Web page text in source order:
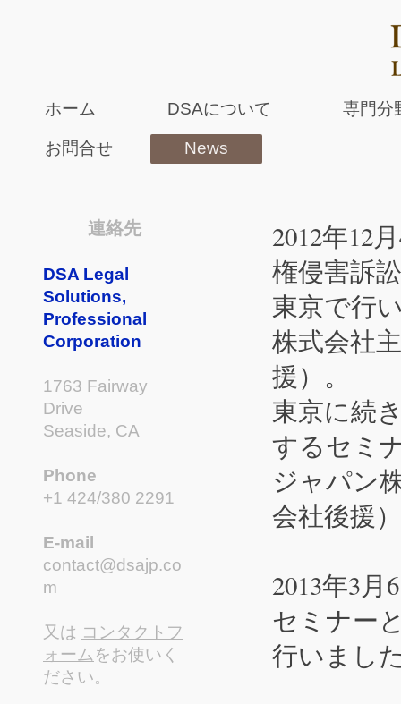
ホーム DSAについて 専門分
お問合せ News
2012年12
権侵害訴
東京で行
株式会社
援）。
東京に続
するセミ
ジャパン
会社後援
2013年3
セミナー
行いまし
連絡先
DSA Legal
Solutions,
Professional
Corporation
1763 Fairway
Drive
Seaside, CA
Phone
+1 424/380 2291
E-mail
contact@dsajp.co
m
又は コンタクトフ
ォームをお使いく
ださい。